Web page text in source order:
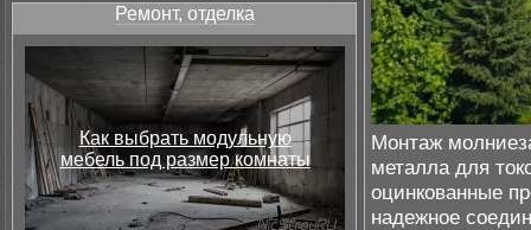
Ремонт, отделка
Как выбрать модульную
мебель под размер комнаты
Монтаж
металла для
оцинкованные
надежное